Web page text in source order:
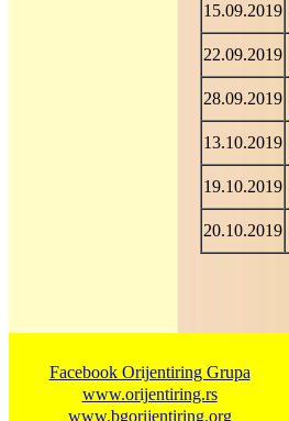
15.09.2019
22.09.2019
28.09.2019
13.10.2019
19.10.2019
20.10.2019
Facebook Orijentiring Grupa
www.orijentiring.rs
www.bgorijentiring.org